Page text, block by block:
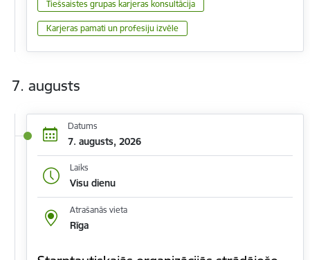
Tiešsaistes grupas karjeras konsultācija
Karjeras pamati un profesiju izvēle
7. augusts
Datums
7. augusts, 2026
Laiks
Visu dienu
Atrašanās vieta
Rīga